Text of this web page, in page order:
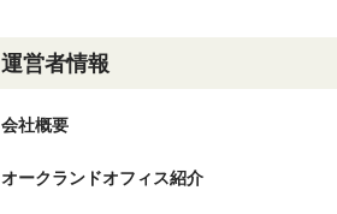
運営者情報
会社概要
オークランドオフィス紹介